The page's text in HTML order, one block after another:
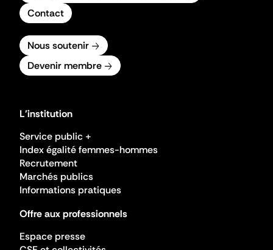
Contact
Nous soutenir
Devenir membre
L'institution
Service public +
Index égalité femmes-hommes
Recrutement
Marchés publics
Informations pratiques
Offre aux professionnels
Espace presse